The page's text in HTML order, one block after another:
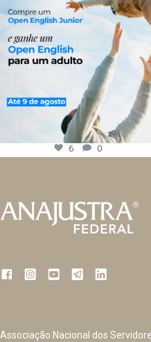
6 0
Associação Nacional dos